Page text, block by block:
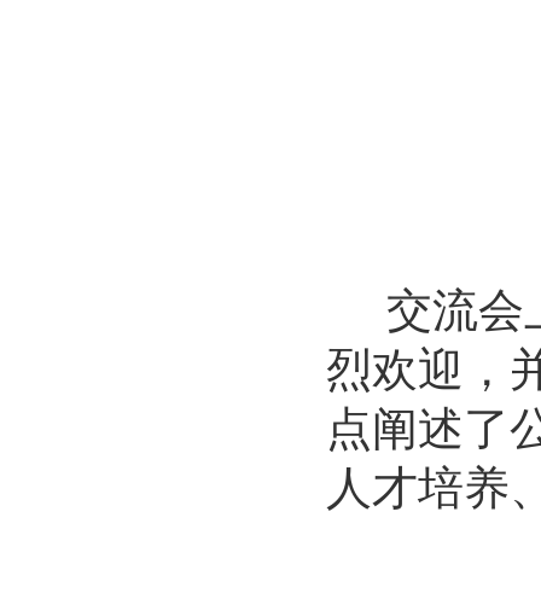
交流会
烈欢迎，
点阐述了
人才培养